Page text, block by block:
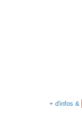
+ d'infos &